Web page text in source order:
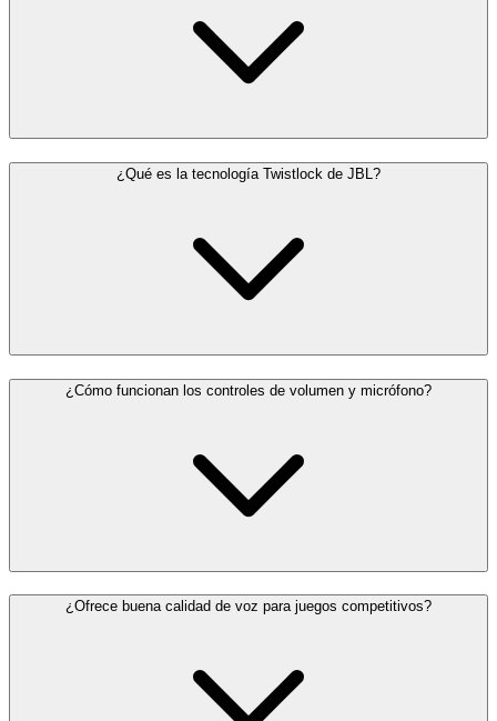
¿Qué es la tecnología Twistlock de JBL?
¿Cómo funcionan los controles de volumen y micrófono?
¿Ofrece buena calidad de voz para juegos competitivos?